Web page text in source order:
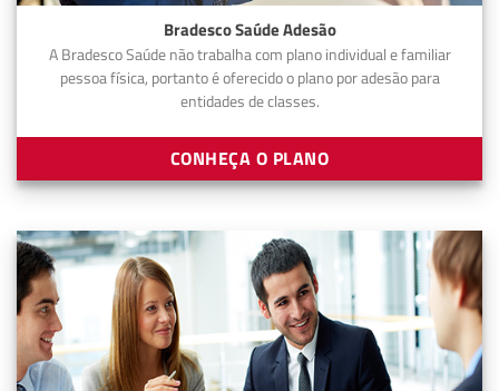
Bradesco Saúde Adesão
A Bradesco Saúde não trabalha com plano individual e familiar
pessoa física, portanto é oferecido o plano por adesão para
entidades de classes.
CONHEÇA O PLANO